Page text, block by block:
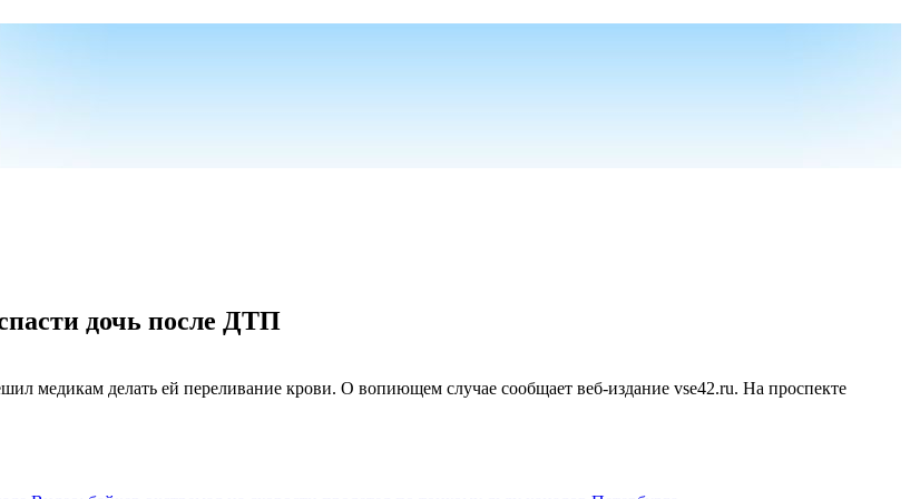
дочь после ДТП
медикам делать ей переливание крови. О вопиющем случае сообщает веб-издание vse42.ru. На проспекте